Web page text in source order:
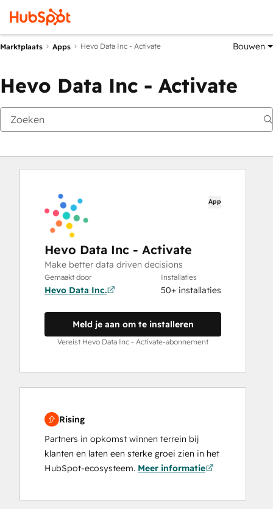
Marktplaats Apps Hevo Data Inc - Activate Bouwen
Hevo Data Inc - Activate
App
Hevo Data Inc - Activate
Make better data driven decisions
Gemaakt door
Hevo Data Inc.
Installaties
50+ installaties
Meld je aan om te installeren
Vereist Hevo Data Inc - Activate-abonnement
Rising
Partners in opkomst winnen terrein bij
klanten en laten een sterke groei zien in het
HubSpot-ecosysteem. Meer informatie